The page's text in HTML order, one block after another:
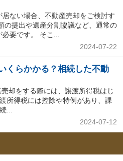
ない場合、不動産売却をご検討す
の提出や遺産分割協議など、通常の
要です。 そこ...
2024-07-22
くらかかる？相続した不動
却をする際には、譲渡所得税はじ
所得税には控除や特例があり、課
...
2024-07-12